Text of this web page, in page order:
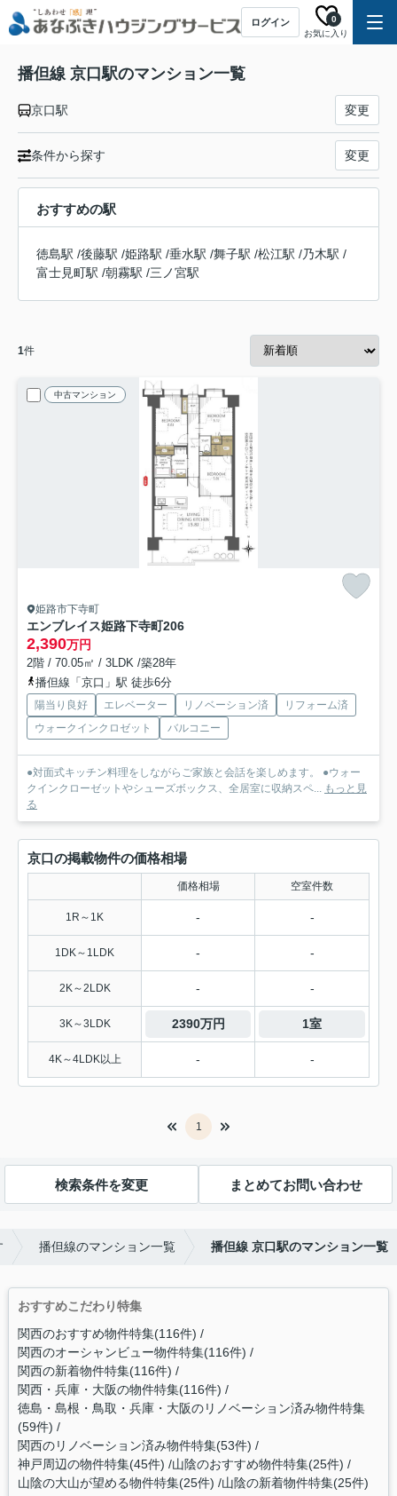
ログイン
お気に入り
0
播但線 京口駅のマンション一覧
京口駅 変更
条件から探す 変更
おすすめの駅
徳島駅 /後藤駅 /姫路駅 /垂水駅 /舞子駅 /松江駅 /乃木駅 /
富士見町駅 /朝霧駅 /三ノ宮駅
1件
中古マンション
姫路市下寺町
エンブレイス姫路下寺町206
2,390万円
2階 / 70.05㎡ / 3LDK /築28年
播但線「京口」駅 徒歩6分
陽当り良好 エレベーター リノベーション済
リフォーム済
ウォークインクロゼット
バルコニー
●対面式キッチン料理をしながらご家族と会話を楽しめます。 ●ウォー
クインクローゼットやシューズボックス、全居室に収納スペ... もっと見
る
京口の掲載物件の価格相場
価格相場 空室件数
1R～1K - -
1DK～1LDK - -
2K～2LDK - -
3K～3LDK 2390万円 1室
4K～4LDK以上 - -
1
検索条件を変更 まとめてお問い合わせ
播但線のマンション一覧 播但線 京口駅のマンション一覧
おすすめこだわり特集
関西のおすすめ物件特集(116件)
関西のオーシャンビュー物件特集(116件)
関西の新着物件特集(116件)
関西・兵庫・大阪の物件特集(116件)
徳島・島根・鳥取・兵庫・大阪のリノベーション済み物件特集
(59件)
関西のリノベーション済み物件特集(53件)
神戸周辺の物件特集(45件) 山陰のおすすめ物件特集(25件)
山陰の大山が望める物件特集(25件) 山陰の新着物件特集(25件)